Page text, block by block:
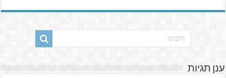
ענן תגיות